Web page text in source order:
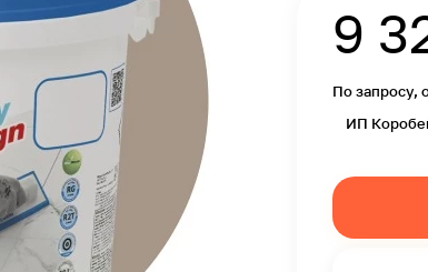
9
По запросу,
ИП